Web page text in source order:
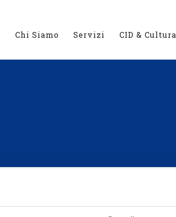
Chi Siamo Servizi CID & Cultura